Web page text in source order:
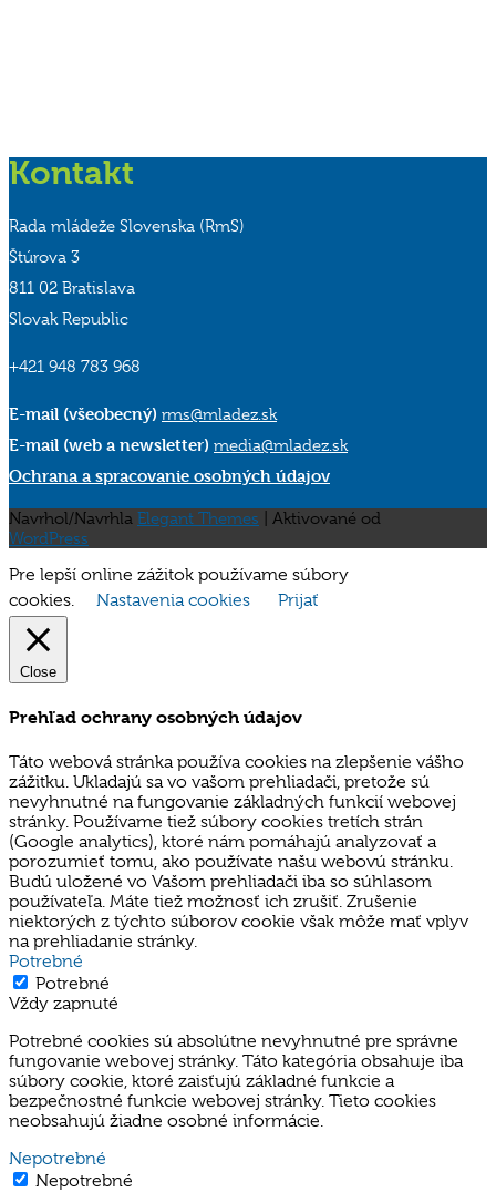
Kontakt
Rada mládeže Slovenska (RmS)
Štúrova 3
811 02 Bratislava
Slovak Republic
+421 948 783 968
E-mail (všeobecný) rms@mladez.sk
E-mail (web a newsletter) media@mladez.sk
Ochrana a spracovanie osobných údajov
Navrhol/Navrhla Elegant Themes | Aktivované od
WordPress
Pre lepší online zážitok používame súbory
cookies.
Nastavenia cookies Prijať
Close
Prehľad ochrany osobných údajov
Táto webová stránka používa cookies na zlepšenie vášho
zážitku. Ukladajú sa vo vašom prehliadači, pretože sú
nevyhnutné na fungovanie základných funkcií webovej
stránky. Používame tiež súbory cookies tretích strán
(Google analytics), ktoré nám pomáhajú analyzovať a
porozumieť tomu, ako používate našu webovú stránku.
Budú uložené vo Vašom prehliadači iba so súhlasom
používateľa. Máte tiež možnosť ich zrušiť. Zrušenie
niektorých z týchto súborov cookie však môže mať vplyv
na prehliadanie stránky.
Potrebné
Potrebné
Vždy zapnuté
Potrebné cookies sú absolútne nevyhnutné pre správne
fungovanie webovej stránky. Táto kategória obsahuje iba
súbory cookie, ktoré zaisťujú základné funkcie a
bezpečnostné funkcie webovej stránky. Tieto cookies
neobsahujú žiadne osobné informácie.
Nepotrebné
Nepotrebné